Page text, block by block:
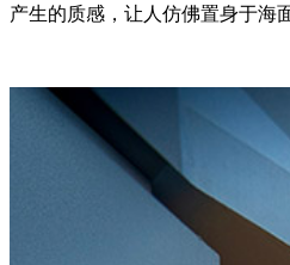
产生的质感，让人仿佛置身于海